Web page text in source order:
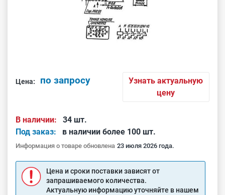
Цена: по запросу
Узнать актуальную
цену
В наличии:
34 шт.
Под заказ:
в наличии более 100 шт.
Информация о товаре обновлена 23 июля 2026 года.
Цена и сроки поставки зависят от
запрашиваемого количества.
Актуальную информацию уточняйте в нашем